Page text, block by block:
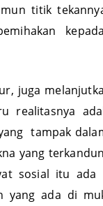
titik
juga
realitasnya
tampak
yang
sosial itu ada
yang ada di